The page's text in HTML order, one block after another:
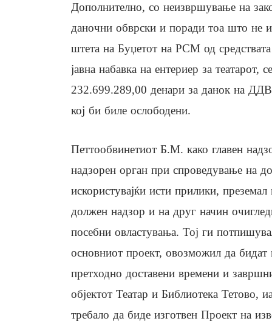
Дополнително, со неизвршување на
даночни обврски и поради тоа што не
штета на Буџетот на РСМ од
јавна набавка на ентериер за театарот,
232.699.289,00 денари за данок на
кој би биле ослободени.
Петтообвинетиот Б.М. како главен
надзорен орган при спроведување на
искористувајќи исти прилики,
должен надзор и на друг начин
посебни овластувања. Тој ги
основниот проект, овозможил да
претходно доставени времени и
објектот Театар и Библиотека Тетово,
требало да биде изготвен Проект на